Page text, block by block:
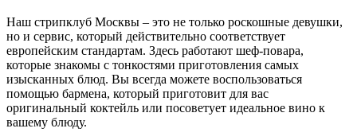
Наш стрипклуб Москвы – это не только роскошные девушки,
но и сервис, который действительно соответствует
европейским стандартам. Здесь работают шеф-повара,
которые знакомы с тонкостями приготовления самых
изысканных блюд. Вы всегда можете воспользоваться
помощью бармена, который приготовит для вас
оригинальный коктейль или посоветует идеальное вино к
вашему блюду.